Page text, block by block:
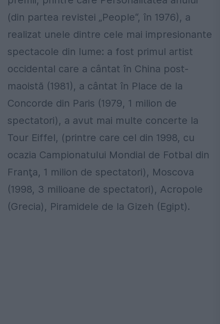
(din partea revistei „People“, în 1976), a
realizat unele dintre cele mai impresionante
spectacole din lume: a fost primul artist
occidental care a cântat în China post-
maoistă (1981), a cântat în Place de la
Concorde din Paris (1979, 1 milion de
spectatori), a avut mai multe concerte la
Tour Eiffel, (printre care cel din 1998, cu
ocazia Campionatului Mondial de Fotbal din
Franţa, 1 milion de spectatori), Moscova
(1998, 3 milioane de spectatori), Acropole
(Grecia), Piramidele de la Gizeh (Egipt).